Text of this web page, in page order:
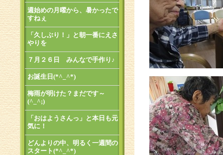
週始めの月曜から、暑かったで
すねぇ
「久しぶり！」と朝一番にえさ
やりを
７月２６日 みんなで手作り♪
お誕生日(*^_^*)
梅雨が明けた？まだです～
(^_^;)
「おはようさんっ」と本日も元
気に！
どんよりの中、明るく一週間の
スタート(*^_^*)